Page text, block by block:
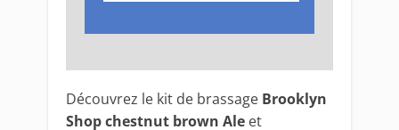
Découvrez le kit de brassage Brooklyn
Shop chestnut brown Ale et